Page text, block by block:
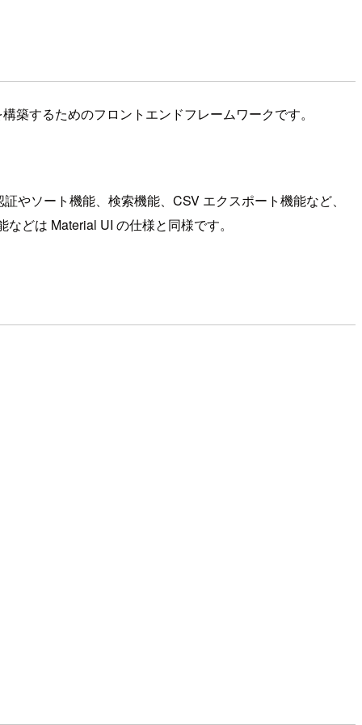
築するためのフロントエンドフレームワークです。
ソート機能、検索機能、CSV エクスポート機能など、
どは Material UI の仕様と同様です。